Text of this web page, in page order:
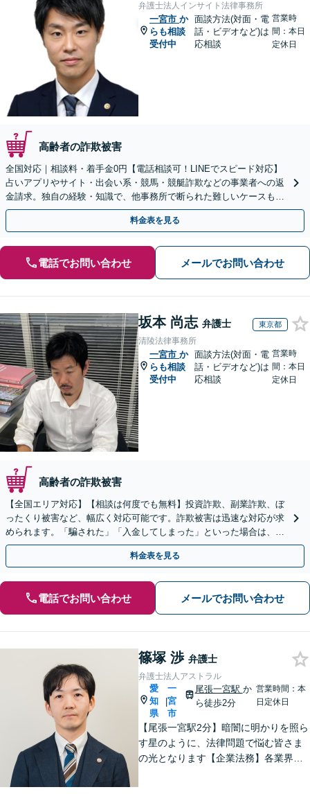
弁護士法人インサイト法律事務所
一宮市 か
らも相談
受付中
面談方法(対面・電
話・ビデオなど)は
応相談
営業時
間：本日
定休日
高齢者の詐欺被害
全国対応｜相談料・着手金0円【電話相談可！LINEでスピード対応】
占いアプリやサイト・出会い系・競馬・競艇詐欺などの事業者への返
金請求。独自の経験・知識で、他事務所で断られた難しいケースも解
決に導いた実績あり。まずはお気軽にご相談ください
料金表を見る
電話でお問い合わせ メールでお問い合わせ
坂本 尚志 弁護士 東京都
清陵法律事務所
一宮市 か
らも相談
受付中
面談方法(対面・電
話・ビデオなど)は
応相談
営業時
間：本日
定休日
高齢者の詐欺被害
【全国エリア対応】【相談は何度でも無料】投資詐欺、副業詐欺、ぼ
ったくり被害など、幅広く対応可能です。詐欺被害は迅速な対応が求
められます。「騙された」「入金してしまった」といった場合は、お
早めにご相談ください。【電話・メール・WEB相談可】
料金表を見る
電話でお問い合わせ メールでお問い合わせ
篠塚 渉 弁護士
弁護士法人アストラル
愛
知
県
|
一
宮
市
尾張一宮駅 か
ら徒歩2分
営業時間：本
日定休日
【尾張一宮駅2分】暗闇に明かりを照ら
す星のように、法律問題で悩む皆さま
の光となります【企業法務】各業界特